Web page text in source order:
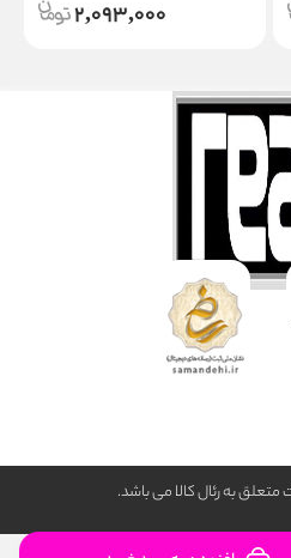
2,093,000
به رئال كالا می باشد.